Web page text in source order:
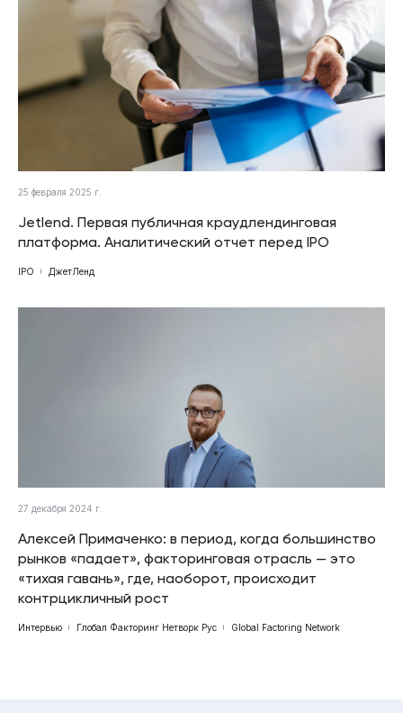
25 февраля 2025 г.
Jetlend. Первая публичная краудлендинговая
платформа. Аналитический отчет перед IPO
IPO ДжетЛенд
27 декабря 2024 г.
Алексей Примаченко: в период, когда большинство
рынков «падает», факторинговая отрасль — это
«тихая гавань», где, наоборот, происходит
контрцикличный рост
Интервью Глобал Факторинг Нетворк Рус Global Factoring Network